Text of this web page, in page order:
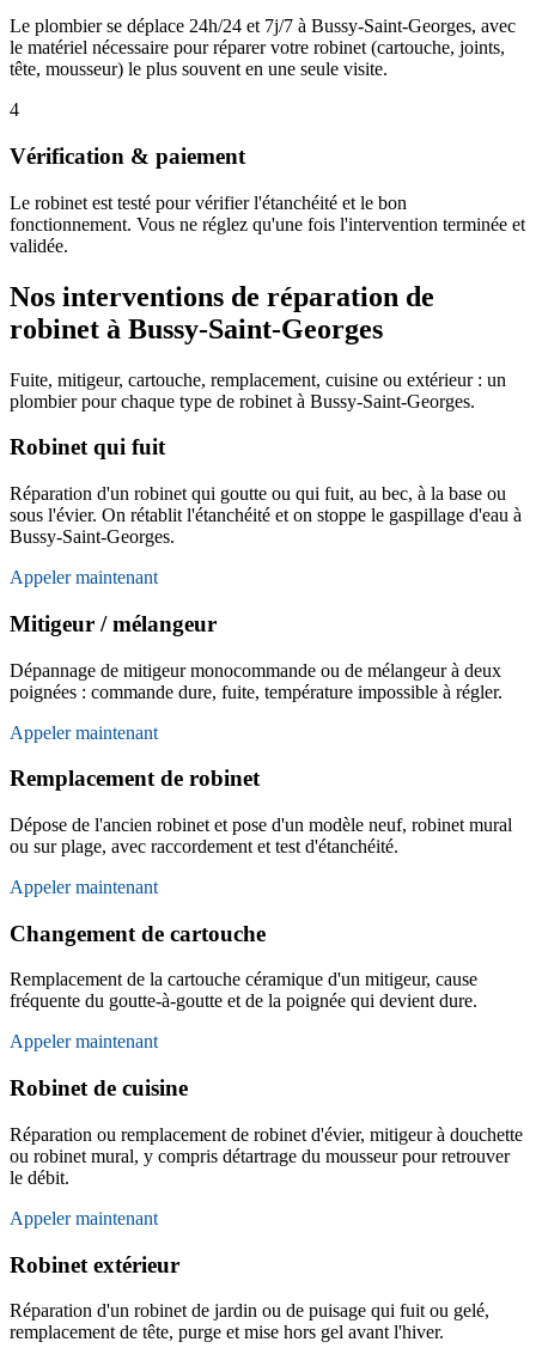
Le plombier se déplace 24h/24 et 7j/7 à Bussy-Saint-Georges, avec
le matériel nécessaire pour réparer votre robinet (cartouche, joints,
tête, mousseur) le plus souvent en une seule visite.
4
Vérification & paiement
Le robinet est testé pour vérifier l'étanchéité et le bon
fonctionnement. Vous ne réglez qu'une fois l'intervention terminée et
validée.
Nos interventions de réparation de
robinet à Bussy-Saint-Georges
Fuite, mitigeur, cartouche, remplacement, cuisine ou extérieur : un
plombier pour chaque type de robinet à Bussy-Saint-Georges.
Robinet qui fuit
Réparation d'un robinet qui goutte ou qui fuit, au bec, à la base ou
sous l'évier. On rétablit l'étanchéité et on stoppe le gaspillage d'eau à
Bussy-Saint-Georges.
Appeler maintenant
Mitigeur / mélangeur
Dépannage de mitigeur monocommande ou de mélangeur à deux
poignées : commande dure, fuite, température impossible à régler.
Appeler maintenant
Remplacement de robinet
Dépose de l'ancien robinet et pose d'un modèle neuf, robinet mural
ou sur plage, avec raccordement et test d'étanchéité.
Appeler maintenant
Changement de cartouche
Remplacement de la cartouche céramique d'un mitigeur, cause
fréquente du goutte-à-goutte et de la poignée qui devient dure.
Appeler maintenant
Robinet de cuisine
Réparation ou remplacement de robinet d'évier, mitigeur à douchette
ou robinet mural, y compris détartrage du mousseur pour retrouver
le débit.
Appeler maintenant
Robinet extérieur
Réparation d'un robinet de jardin ou de puisage qui fuit ou gelé,
remplacement de tête, purge et mise hors gel avant l'hiver.